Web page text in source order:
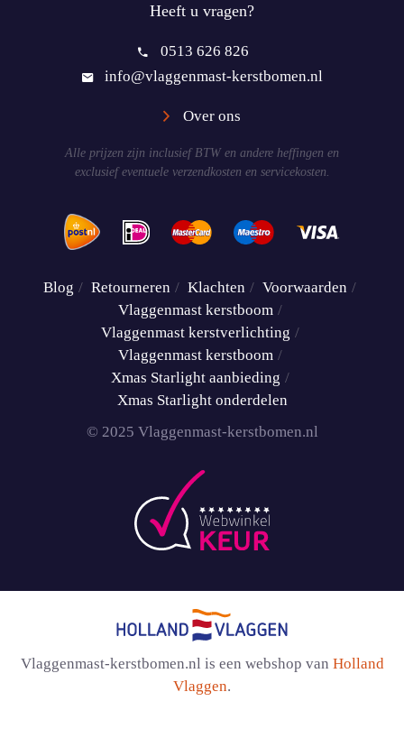
Heeft u vragen?
0513 626 826
info@vlaggenmast-kerstbomen.nl
Over ons
Alle prijzen zijn inclusief BTW en andere heffingen en
exclusief eventuele verzendkosten en servicekosten.
Blog Retourneren Klachten
Voorwaarden
Vlaggenmast kerstboom
Vlaggenmast kerstverlichting
Vlaggenmast kerstboom
Xmas Starlight aanbieding
Xmas Starlight onderdelen
© 2025 Vlaggenmast-kerstbomen.nl
Vlaggenmast-kerstbomen.nl is een webshop van Holland
Vlaggen.